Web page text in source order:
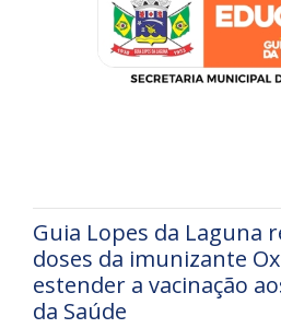
Guia Lopes da Laguna
doses da imunizante
estender a vacinação
da Saúde